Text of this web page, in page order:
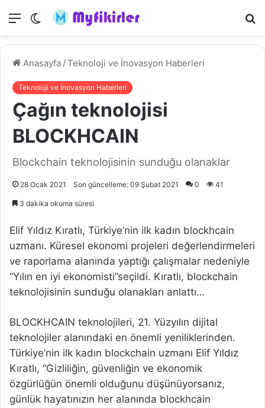
Menü
Dış
Anasayfa /Teknoloji ve İnovasyon Haberleri
Teknoloji ve İnovasyon Haberleri
Çağın teknolojisi
BLOCKHCAIN
Blockchain teknolojisinin sunduğu olanaklar
28 Ocak 2021 Son güncelleme: 09 Şubat 2021 0 41
3 dakika okuma süresi
Elif Yıldız Kıratlı, Türkiye’nin ilk kadın blockhcain
uzmanı. Küresel ekonomi projeleri değerlendirmeleri
ve raporlama alanında yaptığı çalışmalar nedeniyle
“Yılın en iyi ekonomisti”seçildi. Kıratlı, blockchain
teknolojisinin sunduğu olanakları anlattı…
BLOCKHCAIN teknolojileri, 21. Yüzyılın dijital
teknolojiler alanındaki en önemli yeniliklerinden.
Türkiye’nin ilk kadın blockchain uzmanı Elif Yıldız
Kıratlı, “Gizliliğin, güvenliğin ve ekonomik
özgürlüğün önemli olduğunu düşünüyorsanız,
günlük hayatınızın her alanında blockhcain